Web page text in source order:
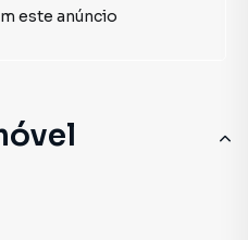
este anúncio